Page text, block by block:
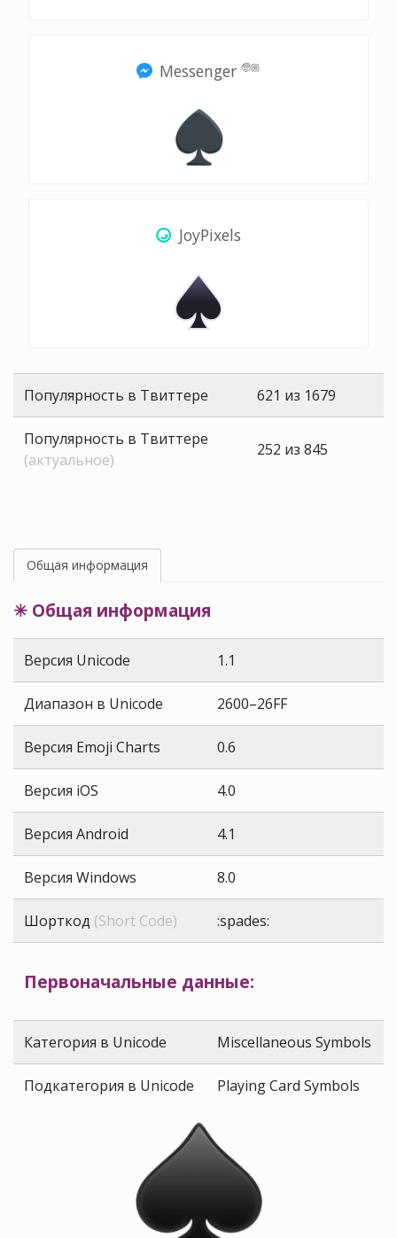
Messenger 🧓🏼
JoyPixels
Популярность в Твиттере 621 из 1679
Популярность в Твиттере
(актуальное)
252 из 845
Общая информация
✳ Общая информация
Версия Unicode 1.1
Диапазон в Unicode 2600–26FF
Версия Emoji Charts 0.6
Версия iOS 4.0
Версия Android 4.1
Версия Windows 8.0
Шорткод (Short Code) :spades:
Первоначальные данные:
Категория в Unicode Miscellaneous Symbols
Подкатегория в Unicode Playing Card Symbols